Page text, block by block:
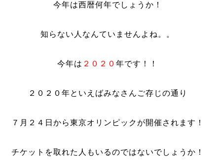
今年は西暦何年でしょうか！
知らない人なんていませんよね。。
今年は ２０２０年です！！
２０２０年といえばみなさんご存じの通り
７月２４日から東京オリンピックが開催されます！
チケットを取れた人もいるのではないでしょうか！